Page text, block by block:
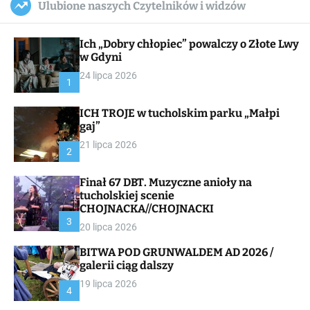
c
a
a
s
W
i
e
l
c
Ulubione naszych Czytelników i widzów
1
Ich „Dobry chłopiec” powalczy o Złote Lwy
w Gdyni
24 lipca 2026
2
ICH TROJE w tucholskim parku „Małpi
gaj”
21 lipca 2026
3
Finał 67 DBT. Muzyczne anioły na
tucholskiej scenie
CHOJNACKA//CHOJNACKI
20 lipca 2026
4
BITWA POD GRUNWALDEM AD 2026 /
galerii ciąg dalszy
19 lipca 2026